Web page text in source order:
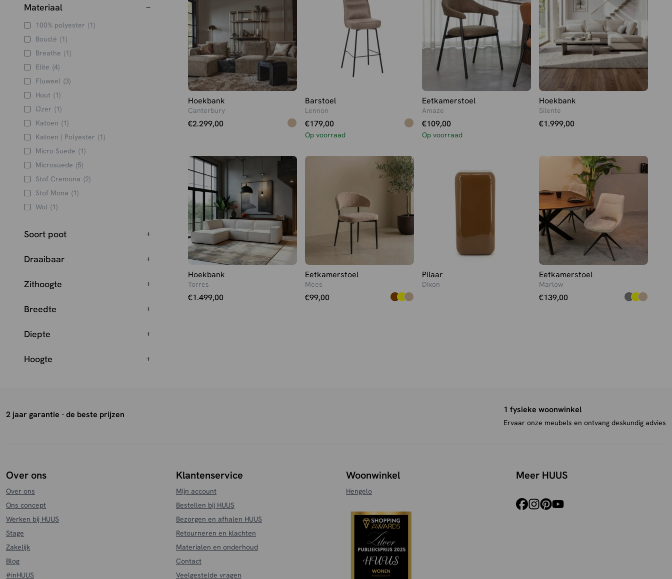
Mosterd
Materiaal
100% polyester (1)
Bouclé (1)
Breathe (1)
Elite (4)
Fluweel (3)
Hout (1)
IJzer (1)
Katoen (1)
Katoen | Polyester (1)
Micro Suede (1)
Microsuede (5)
Stof Cremona (2)
Stof Mona (1)
Wol (1)
Soort poot
Draaibaar
Zithoogte
Breedte
Diepte
Hoogte
Hoekbank
Canterbury
€2.299,00
Barstoel
Lennon
€179,00
Op voorraad
Eetkamerstoel
Amaze
€109,00
Op voorraad
Hoekbank
Silente
€1.999,00
Hoekbank
Torres
€1.499,00
Eetkamerstoel
Mees
€99,00
Pilaar
Dixon
Eetkamerstoel
Marlow
€139,00
2 jaar garantie - de beste prijzen 1 fysieke woonwinkel
Ervaar onze meubels en ontvang deskundig advies
Over ons
Over ons
Ons concept
Werken bij HUUS
Stage
Zakelijk
Blog
#inHUUS
Klantenservice
Mijn account
Bestellen bij HUUS
Bezorgen en afhalen HUUS
Retourneren en klachten
Materialen en onderhoud
Contact
Veelgestelde vragen
Woonwinkel
Hengelo
Meer HUUS
facebookinstagram
pinterest
youtube